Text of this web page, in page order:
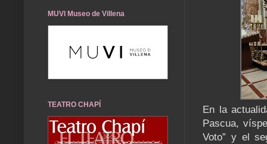
En la
Pascua,
Voto” y el
MUVI Museo de Villena
TEATRO CHAPÍ